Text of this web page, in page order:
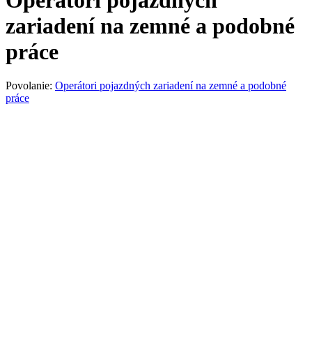
zariadení na zemné a podobné
práce
Povolanie: Operátori pojazdných zariadení na zemné a podobné
práce